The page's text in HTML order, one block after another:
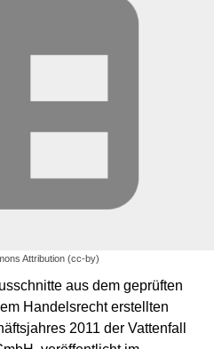
Attribution (cc-by)
aus dem geprüften
Handelsrecht erstellten
2011 der Vattenfall